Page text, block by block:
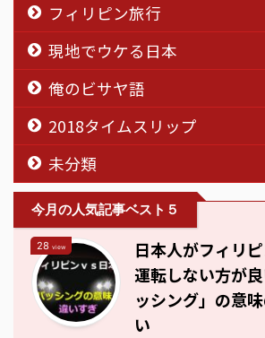
フィリピン旅行
現地でウケる日本
俺のビサヤ語
2018タイムスリップ
未分類
今月の人気記事ベスト５
28 view
日本人がフィリ
運転しない方が
ッシング」の意
い